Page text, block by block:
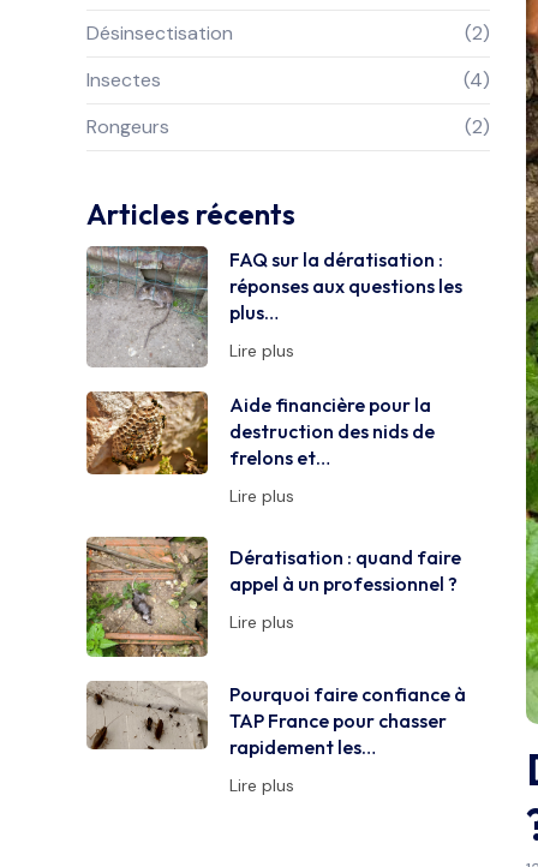
Désinsectisation
(2)
Insectes
(4)
Rongeurs
(2)
Articles récents
FAQ sur la dératisation :
réponses aux questions les
plus…
Lire plus
Aide financière pour la
destruction des nids de
frelons et…
Lire plus
Dératisation : quand faire
appel à un professionnel ?
Lire plus
Pourquoi faire confiance à
TAP France pour chasser
rapidement les…
Lire plus